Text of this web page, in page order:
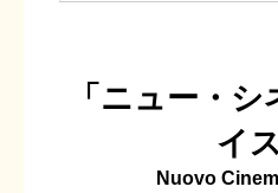
「ニュー・
イス
Nuovo